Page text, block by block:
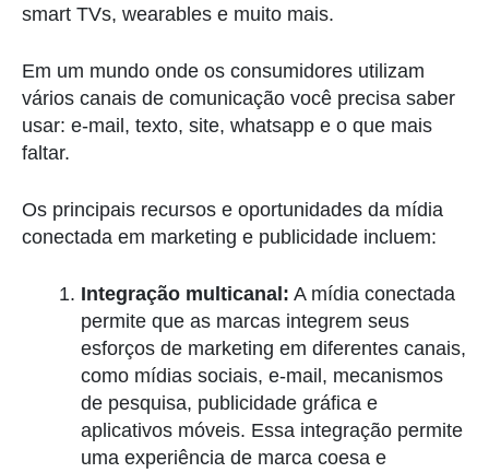
smart TVs, wearables e muito mais.
Em um mundo onde os consumidores utilizam
vários canais de comunicação você precisa saber
usar: e-mail, texto, site, whatsapp e o que mais
faltar.
Os principais recursos e oportunidades da mídia
conectada em marketing e publicidade incluem:
Integração multicanal: A mídia conectada
permite que as marcas integrem seus
esforços de marketing em diferentes canais,
como mídias sociais, e-mail, mecanismos
de pesquisa, publicidade gráfica e
aplicativos móveis. Essa integração permite
uma experiência de marca coesa e